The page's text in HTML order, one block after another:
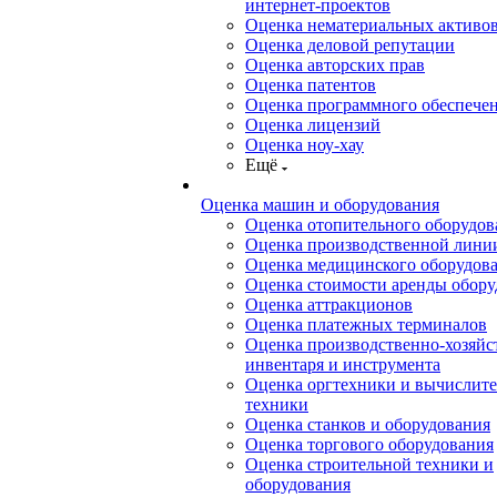
интернет-проектов
Оценка нематериальных активов
Оценка деловой репутации
Оценка авторских прав
Оценка патентов
Оценка программного
Оценка лицензий
Оценка ноу-хау
Ещё
Оценка машин и оборудования
Оценка отопительного
Оценка производственной
Оценка медицинского
Оценка стоимости аренды
Оценка аттракционов
Оценка платежных терминалов
Оценка производственно-
инвентаря и инструмента
Оценка оргтехники и
техники
Оценка станков и оборудования
Оценка торгового оборудования
Оценка строительной техники и
оборудования